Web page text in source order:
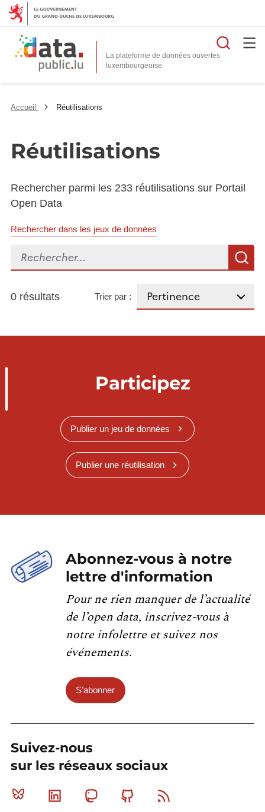
La plateforme de données ouvertes
Accueil Réutilisations
Réutilisations
Rechercher parmi les 233 réutilisations sur Portail
Open Data
Rechercher dans les jeux de données
Rechercher...
0 résultats Trier par :
Participez
Publier un jeu de données
Publier une réutilisation
Abonnez-vous à notre
lettre d'information
Pour ne rien manquer de l’actualité
de l’open data, inscrivez-vous à
notre infolettre et suivez nos
événements.
S'abonner
Suivez-nous
sur les réseaux sociaux
Bluesky Linkedin MastodonGithub